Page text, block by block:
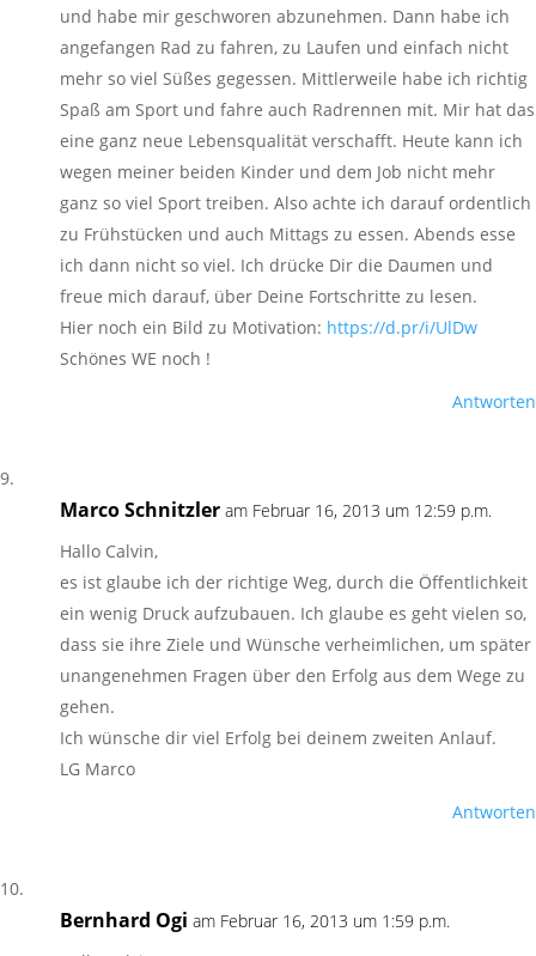
und habe mir geschworen abzunehmen. Dann habe ich
angefangen Rad zu fahren, zu Laufen und einfach nicht
mehr so viel Süßes gegessen. Mittlerweile habe ich richtig
Spaß am Sport und fahre auch Radrennen mit. Mir hat das
eine ganz neue Lebensqualität verschafft. Heute kann ich
wegen meiner beiden Kinder und dem Job nicht mehr
ganz so viel Sport treiben. Also achte ich darauf ordentlich
zu Frühstücken und auch Mittags zu essen. Abends esse
ich dann nicht so viel. Ich drücke Dir die Daumen und
freue mich darauf, über Deine Fortschritte zu lesen.
Hier noch ein Bild zu Motivation: https://d.pr/i/UlDw
Schönes WE noch !
Antworten
Marco Schnitzler am Februar 16, 2013 um 12:59 p.m.
Hallo Calvin,
es ist glaube ich der richtige Weg, durch die Öffentlichkeit
ein wenig Druck aufzubauen. Ich glaube es geht vielen so,
dass sie ihre Ziele und Wünsche verheimlichen, um später
unangenehmen Fragen über den Erfolg aus dem Wege zu
gehen.
Ich wünsche dir viel Erfolg bei deinem zweiten Anlauf.
LG Marco
Antworten
Bernhard Ogi am Februar 16, 2013 um 1:59 p.m.